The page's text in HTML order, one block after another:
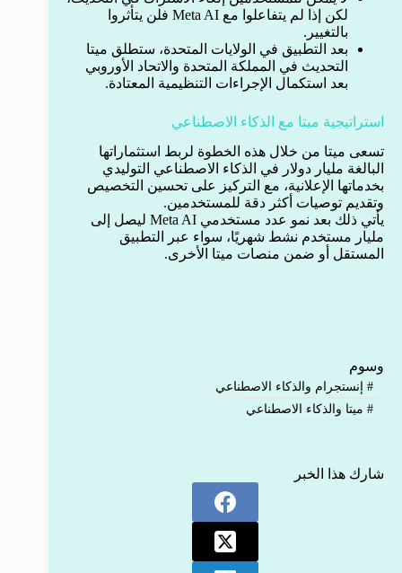
لكن إذا لم يتفاعلوا مع Meta AI فلن يتأثروا
بالتغيير.
بعد التطبيق في الولايات المتحدة، ستطلق ميتا
التحديث في المملكة المتحدة والاتحاد الأوروبي
بعد استكمال الإجراءات التنظيمية المعتادة.
استراتيجية ميتا مع الذكاء الاصطناعي
تسعى ميتا من خلال هذه الخطوة لربط استثماراتها
البالغة مليار دولار في الذكاء الاصطناعي التوليدي
بخدماتها الإعلانية، مع التركيز على تحسين التخصيص
وتقديم توصيات أكثر دقة للمستخدمين.
يأتي ذلك بعد نمو عدد مستخدمي Meta AI ليصل إلى
مليار مستخدم نشط شهريًا، سواء عبر التطبيق
المستقل أو ضمن منصات ميتا الأخرى.
وسوم
#إنستجرام والذكاء الاصطناعي
#ميتا والذكاء الاصطناعي
شارك هذا الخبر